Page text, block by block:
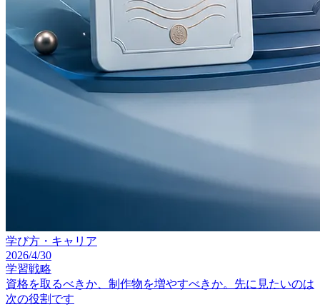
学び方・キャリア
2026/4/30
学習戦略
資格を取るべきか、制作物を増やすべきか。先に見たいのは
次の役割です